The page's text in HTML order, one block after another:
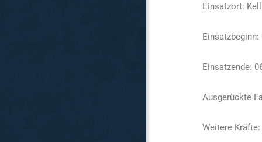
Einsatzort:
Einsatzbeginn:
Einsatzende:
Ausgerückte
Weitere Kräfte: